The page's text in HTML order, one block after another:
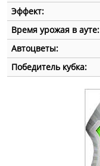
Эффект:
Время урожая в ауте:
Автоцветы:
Победитель кубка: